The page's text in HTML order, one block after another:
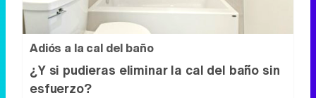
Adiós a la cal del baño
¿Y si pudieras eliminar la cal del baño sin
esfuerzo?